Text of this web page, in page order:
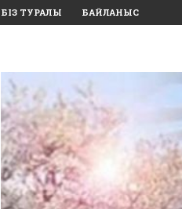
БІЗ ТУРАЛЫ БАЙЛАНЫС